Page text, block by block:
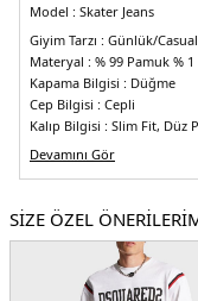
Model : Skater Jeans
Giyim Tarzı : Günlük/Casual
Materyal : % 99 Pamuk % 1
Kapama Bilgisi : Düğme
Cep Bilgisi : Cepli
Kalıp Bilgisi : Slim Fit, Düz
Manken Ölçüsü :
Devamını Gör
SİZE ÖZEL